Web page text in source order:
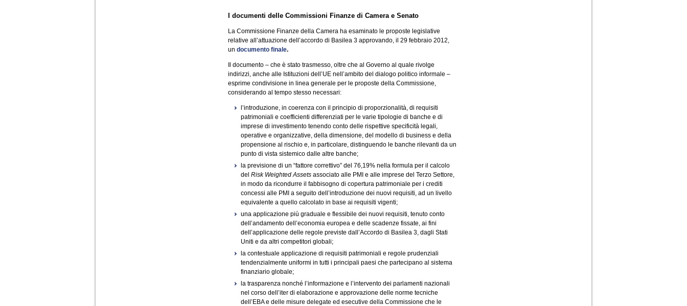
I documenti delle Commissioni Finanze di Camera e Senato
La Commissione Finanze della Camera ha esaminato le proposte legislative
relative all’attuazione dell’accordo di Basilea 3 approvando, il 29 febbraio 2012,
un documento finale.
Il documento – che è stato trasmesso, oltre che al Governo al quale rivolge
indirizzi, anche alle Istituzioni dell’UE nell’ambito del dialogo politico informale –
esprime condivisione in linea generale per le proposte della Commissione,
considerando al tempo stesso necessari:
l’introduzione, in coerenza con il principio di proporzionalità, di requisiti
patrimoniali e coefficienti differenziati per le varie tipologie di banche e di
imprese di investimento tenendo conto delle rispettive specificità legali,
operative e organizzative, della dimensione, del modello di business e della
propensione al rischio e, in particolare, distinguendo le banche rilevanti da un
punto di vista sistemico dalle altre banche;
la previsione di un “fattore correttivo” del 76,19% nella formula per il calcolo
del Risk Weighted Assets associato alle PMI e alle imprese del Terzo Settore,
in modo da ricondurre il fabbisogno di copertura patrimoniale per i crediti
concessi alle PMI a seguito dell’introduzione dei nuovi requisiti, ad un livello
equivalente a quello calcolato in base ai requisiti vigenti;
una applicazione più graduale e flessibile dei nuovi requisiti, tenuto conto
dell’andamento dell’economia europea e delle scadenze fissate, ai fini
dell’applicazione delle regole previste dall’Accordo di Basilea 3, dagli Stati
Uniti e da altri competitori globali;
la contestuale applicazione di requisiti patrimoniali e regole prudenziali
tendenzialmente uniformi in tutti i principali paesi che partecipano al sistema
finanziario globale;
la trasparenza nonché l’informazione e l’intervento dei parlamenti nazionali
nel corso dell’iter di elaborazione e approvazione delle norme tecniche
dell’EBA e delle misure delegate ed esecutive della Commissione che le